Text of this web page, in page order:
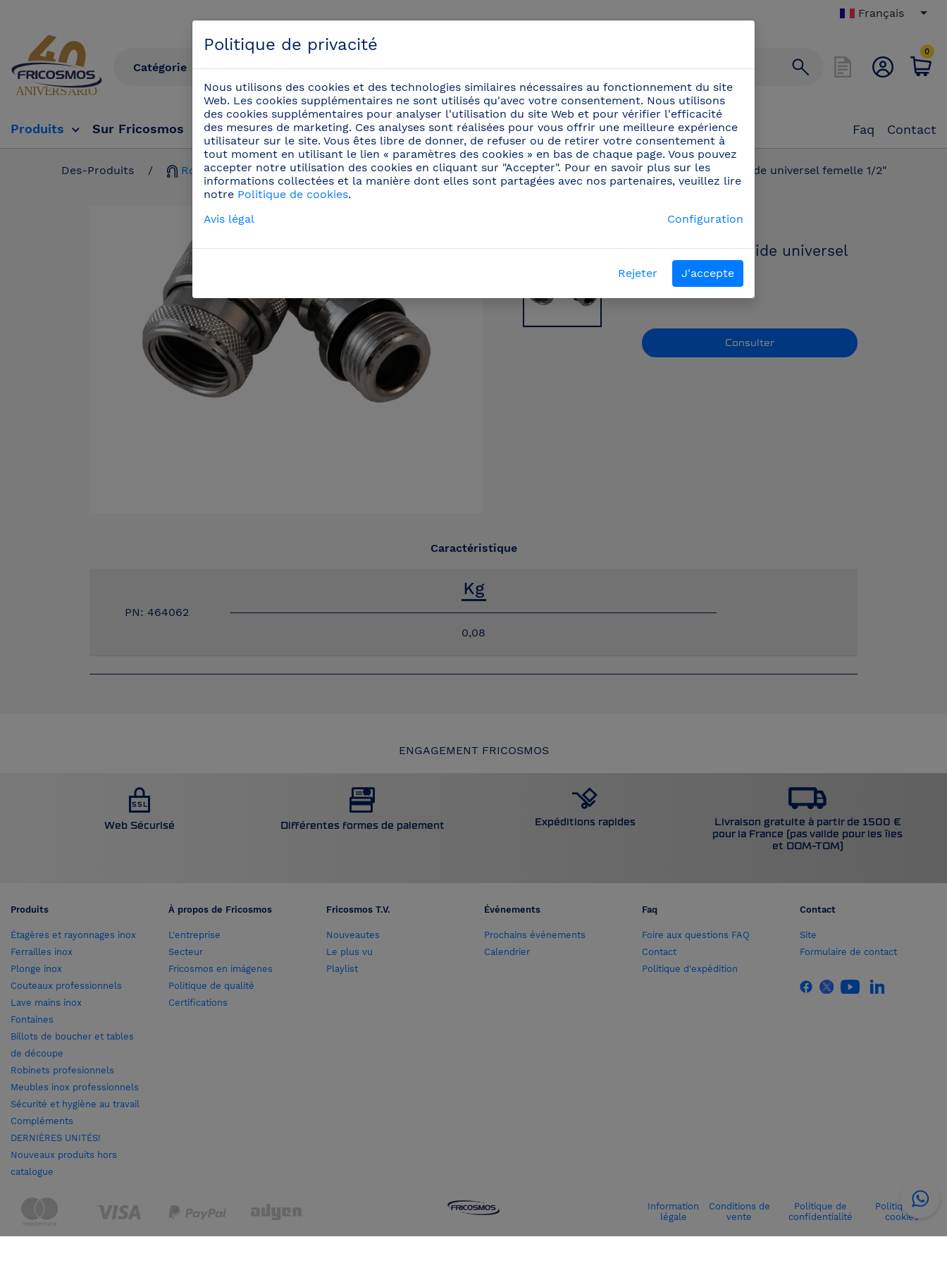
Français
0
Produits Sur Fricosmos Tv Fricosmos Événements Faq Contact
Des-Produits / Robinets profesionnels / Pièces de rechange et accéssoirs pour robinets (105) / Connecteur rapide universel femelle 1/2"
464062
Connecteur rapide universel
femelle 1/2"
Connecteur rapide
Consulter
Caractéristique
PN: 464062
0,08
ENGAGEMENT FRICOSMOS
Web Sécurisé Différentes formes de paiement Expéditions rapides
Livraison gratuite à partir de 1500 €
pour la France (pas valide pour les îles
et DOM-TOM)
Produits
Étagères et rayonnages inox
Ferrailles inox
Plonge inox
Couteaux professionnels
Lave mains inox
Fontaines
Billots de boucher et tables
de découpe
Robinets profesionnels
Meubles inox professionnels
Sécurité et hygiène au travail
Compléments
DERNIÈRES UNITÉS!
Nouveaux produits hors
catalogue
À propos de Fricosmos
L'entreprise
Secteur
Fricosmos en imágenes
Politique de qualité
Certifications
Fricosmos T.V.
Nouveautes
Le plus vu
Playlist
Événements
Prochains événements
Calendrier
Faq
Foire aux questions FAQ
Contact
Politique d'expédition
Contact
Site
Formulaire de contact
Information
légale
Conditions de
vente
Politique de
confidentialité
Politique de
cookies
Politique de privacité
Nous utilisons des cookies et des technologies similaires nécessaires au fonctionnement du site
Web. Les cookies supplémentaires ne sont utilisés qu'avec votre consentement. Nous utilisons
des cookies supplémentaires pour analyser l'utilisation du site Web et pour vérifier l'efficacité
des mesures de marketing. Ces analyses sont réalisées pour vous offrir une meilleure expérience
utilisateur sur le site. Vous êtes libre de donner, de refuser ou de retirer votre consentement à
tout moment en utilisant le lien « paramètres des cookies » en bas de chaque page. Vous pouvez
accepter notre utilisation des cookies en cliquant sur "Accepter". Pour en savoir plus sur les
informations collectées et la manière dont elles sont partagées avec nos partenaires, veuillez lire
notre Politique de cookies.
Avis légal
Configuration
Rejeter J'accepte